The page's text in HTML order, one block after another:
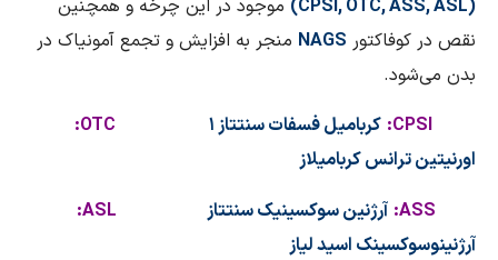
(
CPSI, OTC, ASS, ASL
) موجود در این چرخه و همچنین
نقص در کوفاکتور NAGS منجر به افزایش و تجمع آمونیاک در
بدن می‌شود.
CPSI
: کربامیل فسفات سنتتاز ۱ OTC
:
اورنیتین ترانس کربامیلاز
ASS
: آرژنین سوکسینیک سنتتاز ASL
:
آرژنینوسوکسینک اسید لیاز